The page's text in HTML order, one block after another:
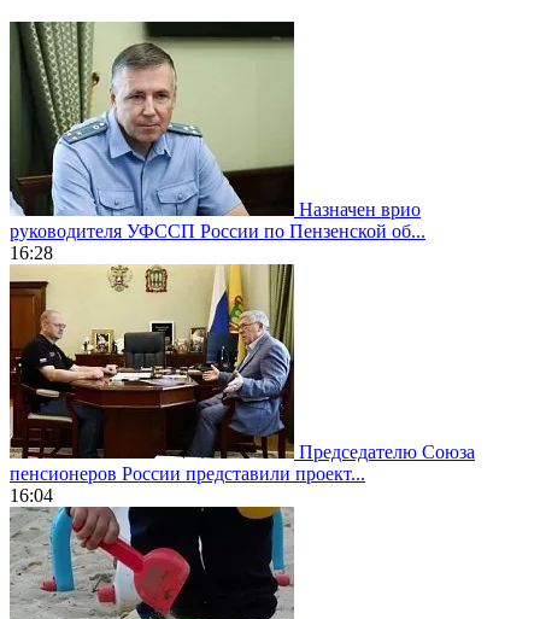
Назначен врио
руководителя УФССП России по Пензенской об...
16:28
Председателю Союза
пенсионеров России представили проект...
16:04